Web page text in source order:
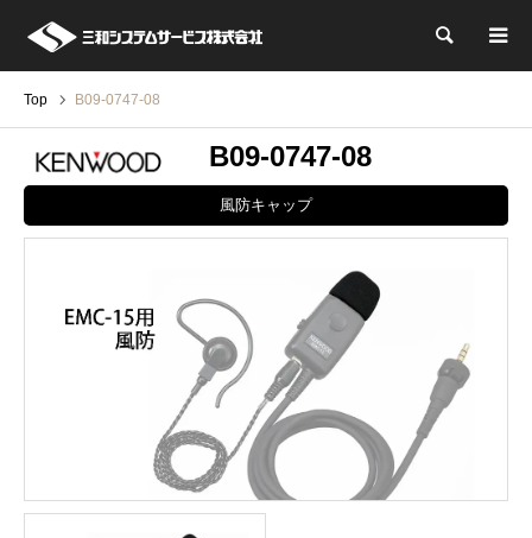
検索
Top B09-0747-08
B09-0747-08
風防キャップ